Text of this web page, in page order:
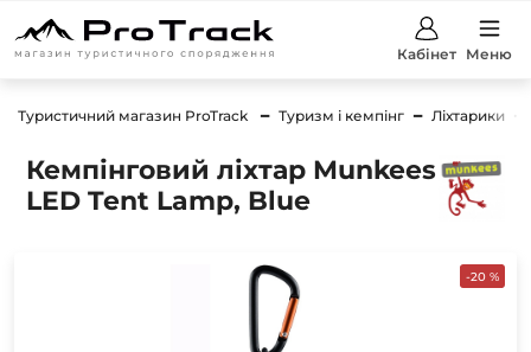
Кабінет Меню
Туристичний магазин ProTrack Туризм і кемпінг Ліхтарики
Кемпінговий ліхтар Munkees
LED Tent Lamp, Blue
-20 %